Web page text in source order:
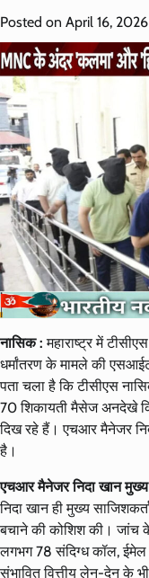
Posted on April 16, 2026
नासिक : महाराष्ट्र में
धर्मांतरण के मामले की
पता चला है कि टीसीएस
70 शिकायती मैसेज अनदेखे
दिख रहे हैं। एचआर मैनेजर
है।
एचआर मैनेजर निदा खान
निदा खान ही मुख्य
बचाने की कोशिश की। जांच
लगभग 78 संदिग्ध कॉल, ईमेल
संभावित वित्तीय लेन-देन के